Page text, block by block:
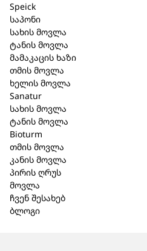
Speick
საპონი
სახის მოვლა
ტანის მოვლა
მამაკაცის ხაზი
თმის მოვლა
ხელის მოვლა
Sanatur
სახის მოვლა
ტანის მოვლა
Bioturm
თმის მოვლა
კანის მოვლა
პირის ღრუს
მოვლა
ჩვენ შესახებ
ბლოგი
შპაიკი Natural Aktiv
შხაპის გელი 200
მლ. (264)
26,20 ₾